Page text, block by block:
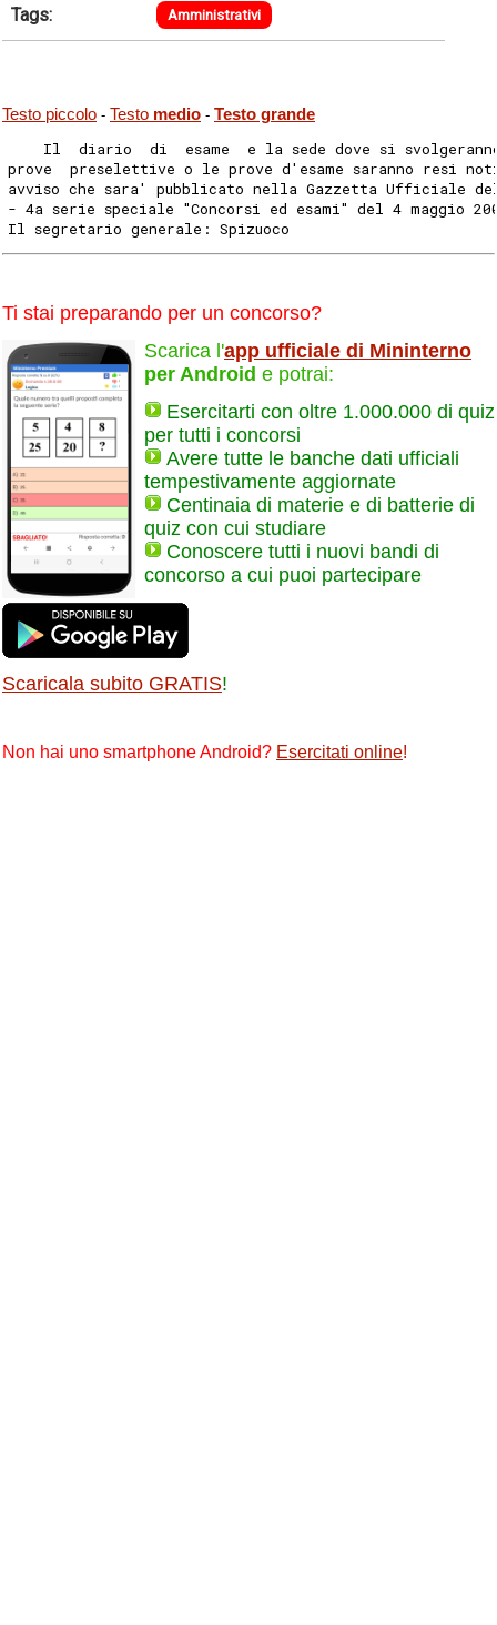
Tags: Amministrativi
Testo piccolo - Testo medio - Testo grande
Il  diario  di  esame  e la sede dove si
prove  preselettive o le prove d'esame saranno resi
avviso che sara' pubblicato nella Gazzetta Ufficiale
- 4a serie speciale "Concorsi ed esami" del 4 maggio
Il segretario generale: Spizuoco
Ti stai preparando per un concorso?
Scarica l'app ufficiale di Mininterno
per Android e potrai:
Esercitarti con oltre 1.000.000 di quiz
per tutti i concorsi
Avere tutte le banche dati ufficiali
tempestivamente aggiornate
Centinaia di materie e di batterie di
quiz con cui studiare
Conoscere tutti i nuovi bandi di
concorso a cui puoi partecipare
Scaricala subito GRATIS!
Non hai uno smartphone Android? Esercitati online!